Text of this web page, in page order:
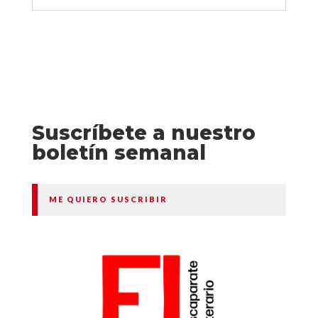
Suscríbete a nuestro
boletín semanal
ME QUIERO SUSCRIBIR